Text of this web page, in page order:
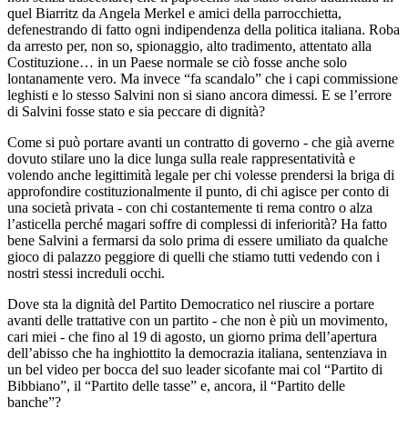
quel Biarritz da Angela Merkel e amici della parrocchietta,
defenestrando di fatto ogni indipendenza della politica italiana. Roba
da arresto per, non so, spionaggio, alto tradimento, attentato alla
Costituzione… in un Paese normale se ciò fosse anche solo
lontanamente vero. Ma invece “fa scandalo” che i capi commissione
leghisti e lo stesso Salvini non si siano ancora dimessi. E se l’errore
di Salvini fosse stato e sia peccare di dignità?
Come si può portare avanti un contratto di governo - che già averne
dovuto stilare uno la dice lunga sulla reale rappresentatività e
volendo anche legittimità legale per chi volesse prendersi la briga di
approfondire costituzionalmente il punto, di chi agisce per conto di
una società privata - con chi costantemente ti rema contro o alza
l’asticella perché magari soffre di complessi di inferiorità? Ha fatto
bene Salvini a fermarsi da solo prima di essere umiliato da qualche
gioco di palazzo peggiore di quelli che stiamo tutti vedendo con i
nostri stessi increduli occhi.
Dove sta la dignità del Partito Democratico nel riuscire a portare
avanti delle trattative con un partito - che non è più un movimento,
cari miei - che fino al 19 di agosto, un giorno prima dell’apertura
dell’abisso che ha inghiottito la democrazia italiana, sentenziava in
un bel video per bocca del suo leader sicofante mai col “Partito di
Bibbiano”, il “Partito delle tasse” e, ancora, il “Partito delle
banche”?